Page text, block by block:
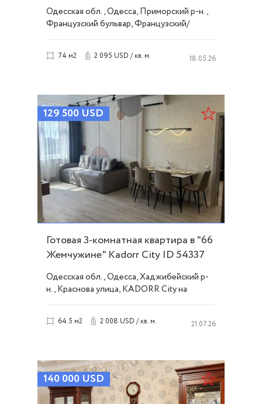
Одесская обл., Одесса, Приморский р-н.,
Французский бульвар, Французский/
74 м2 2 095 USD / кв. м. 18.05.26
129 500 USD
Готовая 3-комнатная квартира в "66
Жемчужине" Kadorr City ID 54337
Одесская обл., Одесса, Хаджибейский р-
н., Краснова улица, KADORR City на
64.5 м2 2 008 USD / кв. м. 21.07.26
140 000 USD